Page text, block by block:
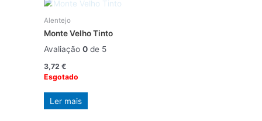
Alentejo
Monte Velho Tinto
Avaliação 0de 5
3,72 €
Esgotado
Ler mais